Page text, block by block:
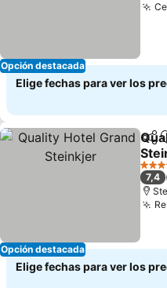
Opción destacada
Elige fechas para ver los
Opción destacada
Ver
4
7,4
Elige fechas para ver los